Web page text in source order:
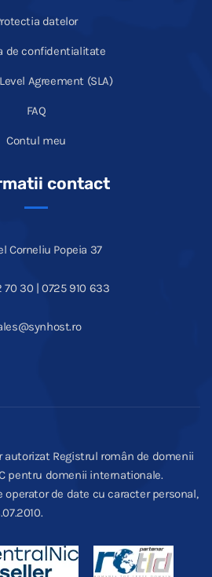
datelor
de confidentialitate
Agreement (SLA)
FAQ
Contul meu
contact
Corneliu Popeia 37
70 30 | 0725 910 633
autorizat Registrul român de domenii
pentru domenii internationale.
operator de date cu caracter personal,